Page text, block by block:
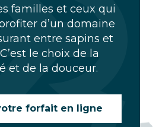
du Soleil
familles et ceux qui
d’un domaine
entre sapins et
le choix de la
et de la douceur.
forfait en ligne